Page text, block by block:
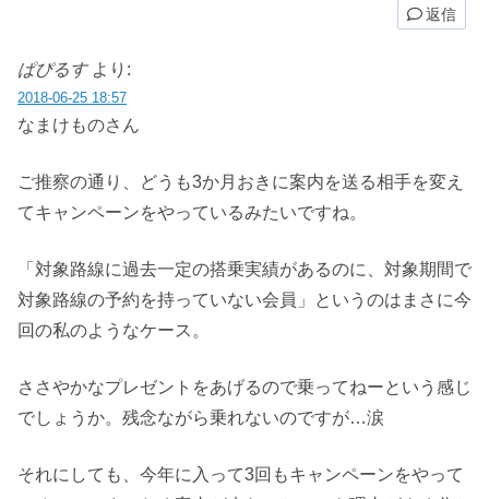
返信
ぱぴるす より:
2018-06-25 18:57
なまけものさん
ご推察の通り、どうも3か月おきに案内を送る相手を変え
てキャンペーンをやっているみたいですね。
「対象路線に過去一定の搭乗実績があるのに、対象期間で
対象路線の予約を持っていない会員」というのはまさに今
回の私のようなケース。
ささやかなプレゼントをあげるので乗ってねーという感じ
でしょうか。残念ながら乗れないのですが…涙
それにしても、今年に入って3回もキャンペーンをやって